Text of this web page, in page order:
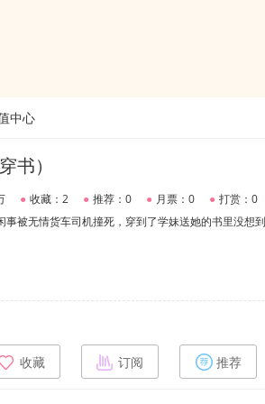
中心
书）
● 收藏：2 ● 推荐：0 ● 月票：0 ● 打赏：0
事被无情货车司机撞死，穿到了学妹送她的书里没
收藏 订阅 推荐